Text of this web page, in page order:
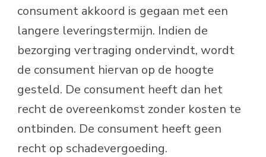
consument akkoord is gegaan met een
langere leveringstermijn. Indien de
bezorging vertraging ondervindt, wordt
de consument hiervan op de hoogte
gesteld. De consument heeft dan het
recht de overeenkomst zonder kosten te
ontbinden. De consument heeft geen
recht op schadevergoeding.